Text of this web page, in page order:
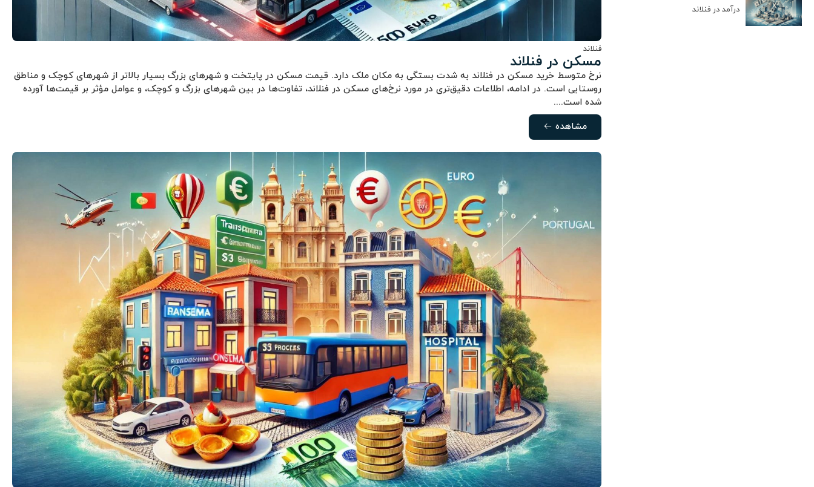
درآمد در فنلاند
فنلاند
مسکن در فنلاند
نرخ متوسط خرید مسکن در فنلاند به شدت بستگی به مکان ملک دارد. قیمت مسکن در پایتخت و شهرهای بزرگ بسیار بالاتر از شهرهای کوچک و مناطق
روستایی است. در ادامه، اطلاعات دقیق‌تری در مورد نرخ‌های مسکن در فنلاند، تفاوت‌ها در بین شهرهای بزرگ و کوچک، و عوامل مؤثر بر قیمت‌ها آورده
شده است....
مشاهده